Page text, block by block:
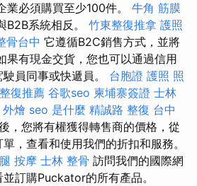
業必須購買至少100件。 牛角 筋膜
B2B系統相反。 竹東整復推拿 護照
骨台中 它遵循B2C銷售方式，並將
果有現金交貨，您也可以通過信用
員同事或快遞員。 台胞證 護照 照
復推薦 谷歌seo 柬埔寨簽證 士林
燴 seo 是什麼 精誠路 整復 台中
，您將有權獲得轉售商的價格，從
，查看和使用我們的折扣和服務。
按摩 士林 整骨 訪問我們的國際網
訂購Puckator的所有產品。